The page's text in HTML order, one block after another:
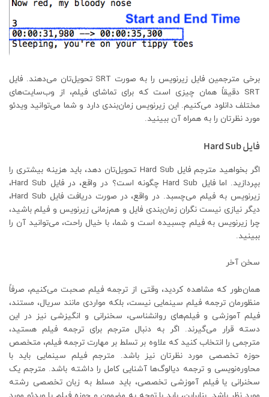
برخی مترجمین فایل زیرنویس را به صورت SRT تحویل‌تان می‌دهند. فایل
SRT دقیقاً همان چیزی است که برای تماشای فیلم، از وب‌سایت‌های
مختلف دانلود می‌کنیم. این زیرنویس زمان‌بندی دارد و شما می‌توانید ویدئو
مورد نظرتان را به همراه آن ببینید.
فایل Hard Sub
اگر بخواهید مترجم فایل Hard Sub تحویل‌تان دهد، باید هزینه بیشتری را
بپردازید. اما فایل Hard Sub چگونه است؟ در واقع، در فایل Hard Sub،
زیرنویس به فیلم می‌چسبد. در واقع، در صورت دریافت فایل Hard Sub،
دیگر نیازی نیست نگران زمان‌بندی فایل و هم‌زمانی زیرنویس و فیلم باشید،
چرا زیرنویس به فیلم چسبیده است و شما، با خیال راحت، می‌توانید آن را
ببینید.
سخن آخر
همان‌طور که مشاهده کردید، وقتی از ترجمه فیلم صحبت می‌کنیم، صرفاً
منظورمان ترجمه فیلم سینمایی نیست، بلکه مواردی مانند سریال، مستند،
فیلم آموزشی و فیلم‌های روانشناسی، سخنرانی و انگیزشی نیز در این
دسته قرار می‌گیرند. اگر به دنبال مترجم برای ترجمه فیلم هستید،
مترجمی را انتخاب کنید که علاوه بر تسلط بر مهارت‌ ترجمه فیلم، متخصص
حوزه تخصصی مورد نظرتان نیز باشد. مترجم فیلم سینمایی باید با
محاوره‌نویسی و ترجمه دیالوگ‌ها آشنایی کامل را داشته باشد. مترجم یک
سخنرانی یا فیلم آموزشی تخصصی، باید مسلط به زبان تخصصی رشته